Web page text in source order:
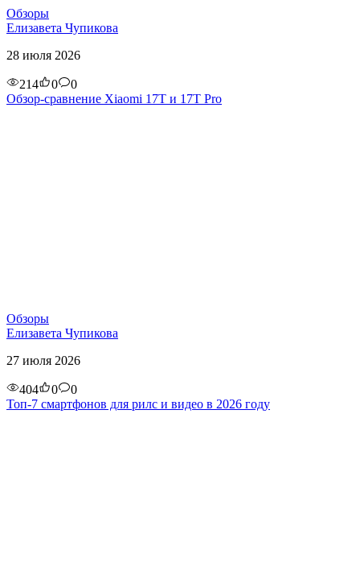
Обзоры
Елизавета Чупикова
28 июля 2026
214 0
0
Обзор-сравнение Xiaomi 17T и 17T Pro
Обзоры
Елизавета Чупикова
27 июля 2026
404 0
0
Топ-7 смартфонов для рилс и видео в 2026 году